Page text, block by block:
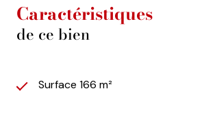
Caractéristiques
de ce bien
Surface 166 m²